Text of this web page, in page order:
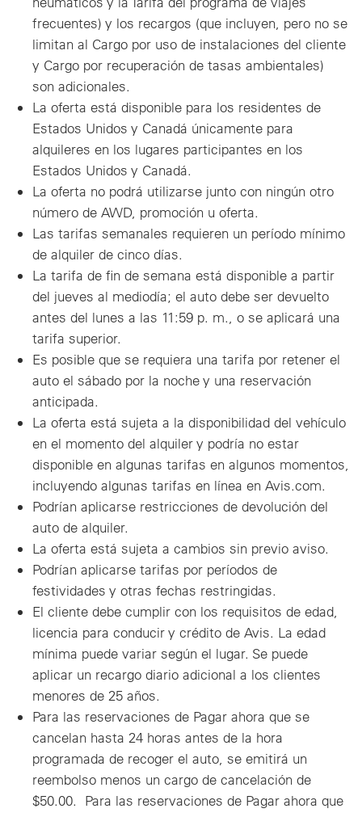
frecuentes) y los recargos (que incluyen, pero no se
limitan al Cargo por uso de instalaciones del cliente
y Cargo por recuperación de tasas ambientales)
son adicionales.
La oferta está disponible para los residentes de
Estados Unidos y Canadá únicamente para
alquileres en los lugares participantes en los
Estados Unidos y Canadá.
La oferta no podrá utilizarse junto con ningún otro
número de AWD, promoción u oferta.
Las tarifas semanales requieren un período mínimo
de alquiler de cinco días.
La tarifa de fin de semana está disponible a partir
del jueves al mediodía; el auto debe ser devuelto
antes del lunes a las 11:59 p. m., o se aplicará una
tarifa superior.
Es posible que se requiera una tarifa por retener el
auto el sábado por la noche y una reservación
anticipada.
La oferta está sujeta a la disponibilidad del vehículo
en el momento del alquiler y podría no estar
disponible en algunas tarifas en algunos momentos,
incluyendo algunas tarifas en línea en Avis.com.
Podrían aplicarse restricciones de devolución del
auto de alquiler.
La oferta está sujeta a cambios sin previo aviso.
Podrían aplicarse tarifas por períodos de
festividades y otras fechas restringidas.
El cliente debe cumplir con los requisitos de edad,
licencia para conducir y crédito de Avis. La edad
mínima puede variar según el lugar. Se puede
aplicar un recargo diario adicional a los clientes
menores de 25 años.
Para las reservaciones de Pagar ahora que se
cancelan hasta 24 horas antes de la hora
programada de recoger el auto, se emitirá un
reembolso menos un cargo de cancelación de
$50.00. Para las reservaciones de Pagar ahora que